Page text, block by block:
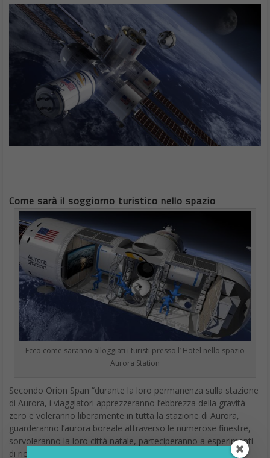
Come sarà il soggiorno turistico nello spazio
Ecco come saranno alloggiati i turisti presso l’ Hotel nello spazio
Aurora Station
Secondo Orion Span “durante la loro permanenza sulla stazione
di Aurora, i viaggiatori apprezzeranno l’ebbrezza della gravità
zero e voleranno liberamente in tutta la stazione di Aurora,
guarderanno l’aurora boreale attraverso le numerose finestre,
sorvoleranno la loro città natale, parteciperanno a esperimenti
di ricerca in orbita (che potranno poi portare a casa con loro,